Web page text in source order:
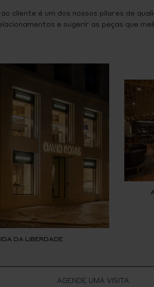
cliente é um dos nossos pilares de
e sugerir as peças que
DA LIBERDADE
AGENDE UMA VISITA